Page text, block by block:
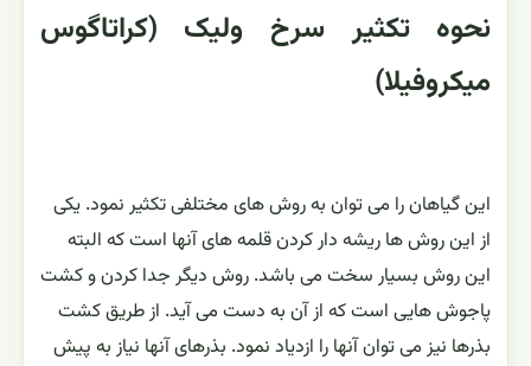
نحوه تکثیر سرخ ولیک (کراتاگوس
میکروفیلا)
این گیاهان را می توان به روش های مختلفی تکثیر نمود. یکی
از این روش ها ریشه دار کردن قلمه های آنها است که البته
این روش بسیار سخت می باشد. روش دیگر جدا کردن و کشت
پاجوش هایی است که از آن به دست می آید. از طریق کشت
بذرها نیز می توان آنها را ازدیاد نمود. بذرهای آنها نیاز به پیش